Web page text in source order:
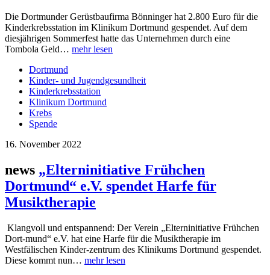
Die Dortmunder Gerüstbaufirma Bönninger hat 2.800 Euro für die
Kinderkrebsstation im Klinikum Dortmund gespendet. Auf dem
diesjährigen Sommerfest hatte das Unternehmen durch eine
Tombola Geld… mehr lesen
Dortmund
Kinder- und Jugendgesundheit
Kinderkrebsstation
Klinikum Dortmund
Krebs
Spende
16. November 2022
news „Elterninitiative Frühchen
Dortmund“ e.V. spendet Harfe für
Musiktherapie
Klangvoll und entspannend: Der Verein „Elterninitiative Frühchen
Dort-mund“ e.V. hat eine Harfe für die Musiktherapie im
Westfälischen Kinder-zentrum des Klinikums Dortmund gespendet.
Diese kommt nun… mehr lesen